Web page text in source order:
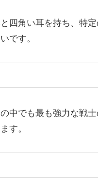
四角い耳を持ち、特
です。
中でも最も強力な戦
す。